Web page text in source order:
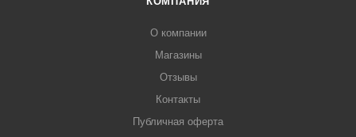
О компании
Магазины
Отзывы
Контакты
Публичная оферта